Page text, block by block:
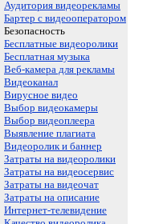
Аудитория видеорекламы
Бартер с видеооператором
Безопасность
Бесплатные видеоролики
Бесплатная музыка
Веб-камера для рекламы
Видеоканал
Вирусное видео
Выбор видеокамеры
Выбор видеоплеера
Выявление плагиата
Видеоролик и баннер
Затраты на видеоролики
Затраты на видеосервис
Затраты на видеочат
Затраты на описание
Интернет-телевидение